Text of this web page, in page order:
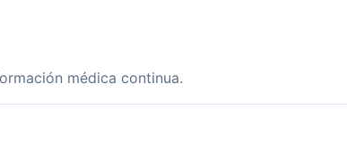
médica continua.